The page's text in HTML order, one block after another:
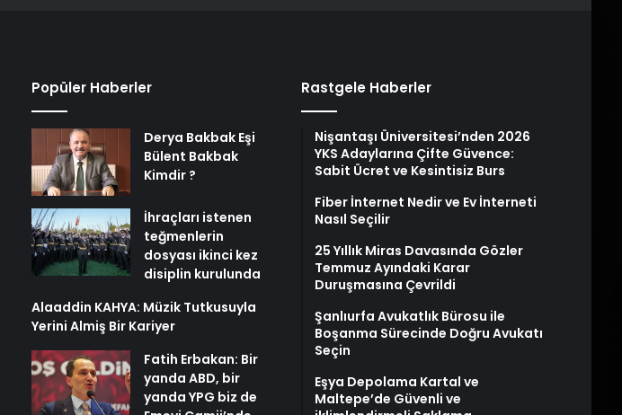
Popüler Haberler
Derya Bakbak Eşi
Bülent Bakbak
Kimdir ?
İhraçları istenen
teğmenlerin
dosyası ikinci kez
disiplin kurulunda
Alaaddin KAHYA: Müzik Tutkusuyla
Yerini Almiş Bir Kariyer
Fatih Erbakan: Bir
yanda ABD, bir
yanda YPG biz de
Rastgele Haberler
Nişantaşı Üniversitesi’nden 2026
YKS Adaylarına Çifte Güvence:
Sabit Ücret ve Kesintisiz Burs
Fiber İnternet Nedir ve Ev İnterneti
Nasıl Seçilir
25 Yıllık Miras Davasında Gözler
Temmuz Ayındaki Karar
Duruşmasına Çevrildi
Şanlıurfa Avukatlık Bürosu ile
Boşanma Sürecinde Doğru Avukatı
Seçin
Eşya Depolama Kartal ve
Maltepe’de Güvenli ve